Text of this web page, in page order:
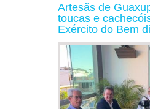
Artesãs de
toucas e
Exército do Bem